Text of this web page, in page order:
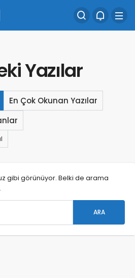
Yazılar
En Çok Okunan Yazılar
gibi görünüyor. Belki de arama